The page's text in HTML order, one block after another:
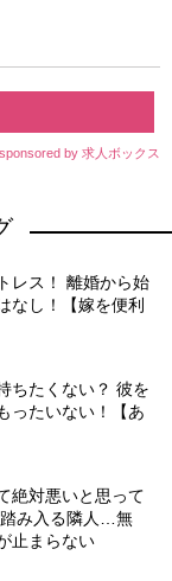
sponsored by 求人ボックス
レス！ 離婚から始
なし！【嫁を便利
ちたくない？ 彼を
ったいない！【あ
絶対悪いと思って
み入る隣人…無
止まらない